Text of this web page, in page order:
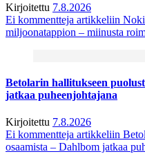
Kirjoitettu 7.8.2026
Ei kommentteja artikkeliin
miljoonatappion – miinusta
Betolarin hallitukseen
jatkaa puheenjohtajana
Kirjoitettu 7.8.2026
Ei kommentteja artikkeliin
osaamista – Dahlbom jatkaa